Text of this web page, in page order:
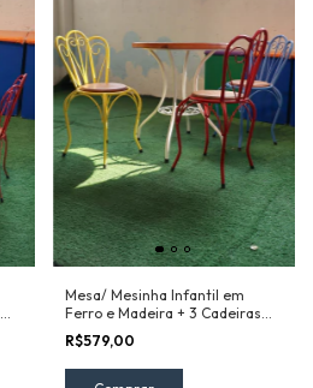
Mesa/ Mesinha Infantil em
Ferro e Madeira + 3 Cadeiras
Grandes
R$579,00